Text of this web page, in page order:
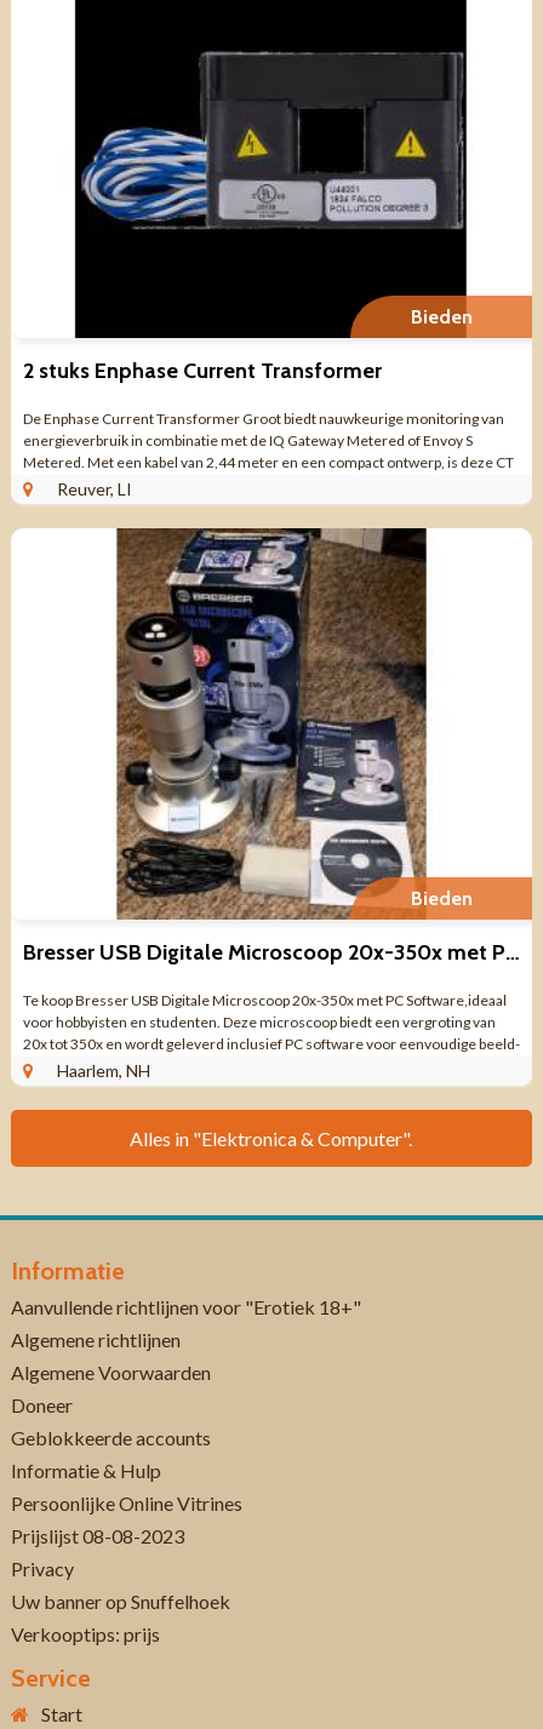
Bieden
2 stuks Enphase Current Transformer
De Enphase Current Transformer Groot biedt nauwkeurige monitoring van
energieverbruik in combinatie met de IQ Gateway Metered of Envoy S
Metered. Met een kabel van 2,44 meter en een compact ontwerp, is deze CT
ideaal voor het optimaliseren ...
Reuver, LI
Bieden
Bresser USB Digitale Microscoop 20x-350x met PC Software
Te koop Bresser USB Digitale Microscoop 20x-350x met PC Software,ideaal
voor hobbyisten en studenten. Deze microscoop biedt een vergroting van
20x tot 350x en wordt geleverd inclusief PC software voor eenvoudige beeld-
en video-opname. ...
Haarlem, NH
Alles in "Elektronica & Computer".
Informatie
Aanvullende richtlijnen voor "Erotiek 18+"
Algemene richtlijnen
Algemene Voorwaarden
Doneer
Geblokkeerde accounts
Informatie & Hulp
Persoonlijke Online Vitrines
Prijslijst 08-08-2023
Privacy
Uw banner op Snuffelhoek
Verkooptips: prijs
Service
Start